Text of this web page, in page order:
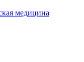
медицина